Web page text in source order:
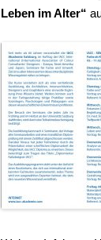
Leben im Alter“